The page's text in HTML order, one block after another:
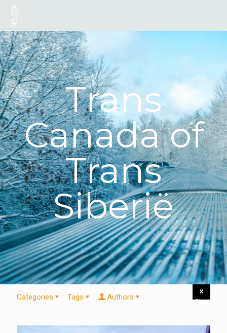
Trans
Canada of
Trans
Siberië
Categories Tags Authors
Show